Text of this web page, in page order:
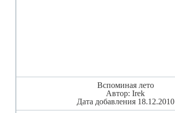
Вспоминая лето
Автор: Irek
Дата добавления 18.12.2010